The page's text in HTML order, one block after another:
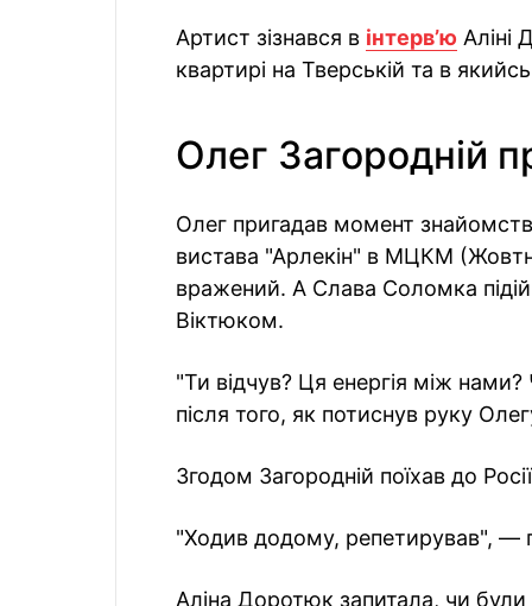
Артист зізнався в інтервʼю Аліні
квартирі на Тверській та в
Олег Загородній
Олег пригадав момент
вистава "Арлекін" в МЦКМ
вражений. А Слава Соломка
Віктюком.
"Ти відчув? Ця енергія між
після того, як потиснув руку
Згодом Загородній поїхав до
"Ходив додому, репетирував", —
Аліна Доротюк запитала, чи